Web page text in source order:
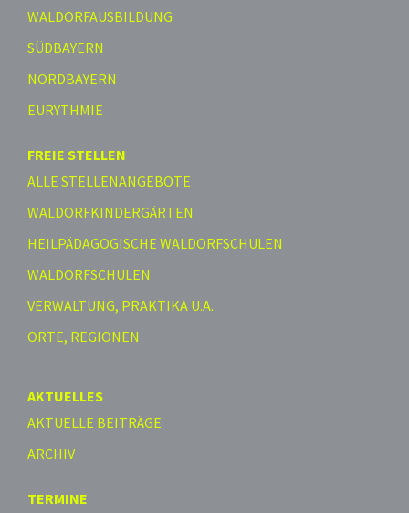
WALDORFAUSBILDUNG
SÜDBAYERN
NORDBAYERN
EURYTHMIE
FREIE STELLEN
ALLE STELLENANGEBOTE
WALDORFKINDERGÄRTEN
HEILPÄDAGOGISCHE WALDORFSCHULEN
WALDORFSCHULEN
VERWALTUNG, PRAKTIKA U.A.
ORTE, REGIONEN
AKTUELLES
AKTUELLE BEITRÄGE
ARCHIV
TERMINE